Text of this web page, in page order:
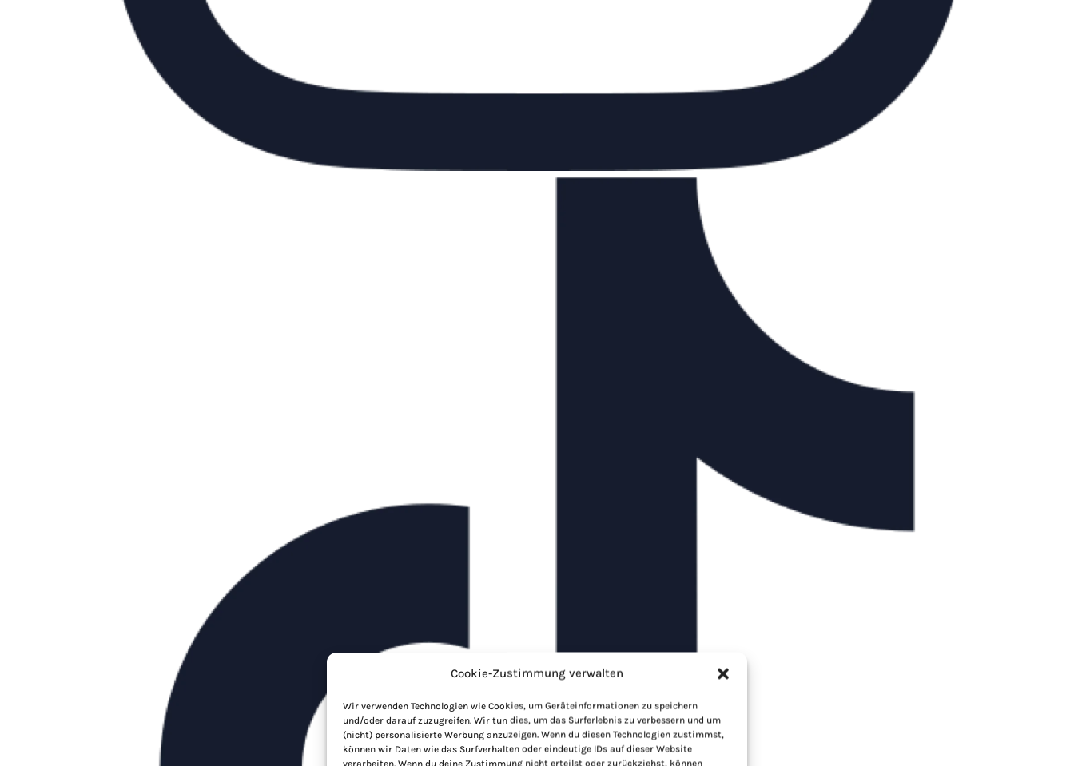
Cookie-Zustimmung verwalten
Wir verwenden Technologien wie Cookies, um Geräteinformationen zu speichern
und/oder darauf zuzugreifen. Wir tun dies, um das Surferlebnis zu verbessern und um
(nicht) personalisierte Werbung anzuzeigen. Wenn du diesen Technologien zustimmst,
können wir Daten wie das Surfverhalten oder eindeutige IDs auf dieser Website
verarbeiten. Wenn du deine Zustimmung nicht erteilst oder zurückziehst, können